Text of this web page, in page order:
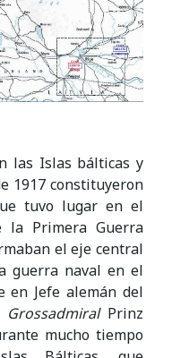
las Islas bálticas y
1917 constituyeron
tuvo lugar en el
la Primera Guerra
el eje central
guerra naval en el
en Jefe alemán del
Grossadmiral Prinz
mucho tiempo